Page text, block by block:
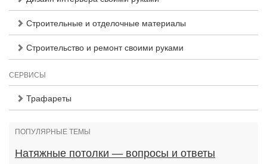
Строительные и отделочные материалы
Строительство и ремонт своими руками
СЕРВИСЫ
Трафареты
ПОПУЛЯРНЫЕ ТЕМЫ
Натяжные потолки — вопросы и ответы